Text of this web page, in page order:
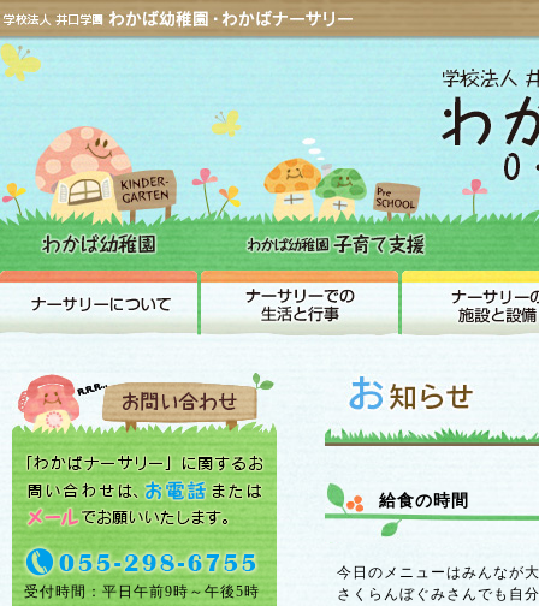
受付時間：平日午前9時～午後5時
給食の時間
今日のメニューはみんなが
さくらんぼぐみさんでも自